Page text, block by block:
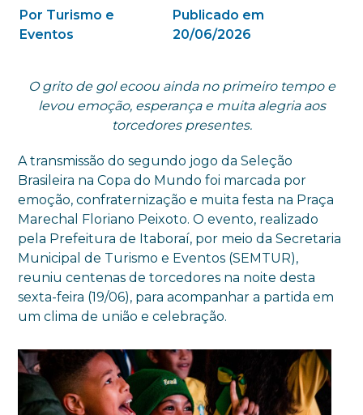
Por Turismo e
Eventos
Publicado em
20/06/2026
O grito de gol ecoou ainda no primeiro tempo e
levou emoção, esperança e muita alegria aos
torcedores presentes.
A transmissão do segundo jogo da Seleção
Brasileira na Copa do Mundo foi marcada por
emoção, confraternização e muita festa na Praça
Marechal Floriano Peixoto. O evento, realizado
pela Prefeitura de Itaboraí, por meio da Secretaria
Municipal de Turismo e Eventos (SEMTUR),
reuniu centenas de torcedores na noite desta
sexta-feira (19/06), para acompanhar a partida em
um clima de união e celebração.